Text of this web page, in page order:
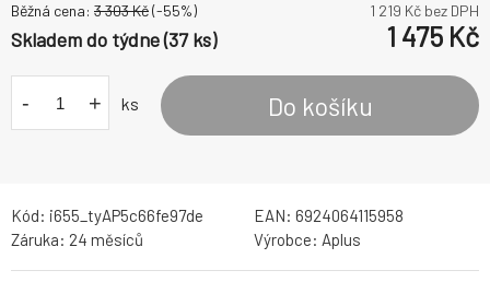
Běžná cena: 3 303Kč(-55%) 1 219 Kč bez DPH
Skladem do týdne (37 ks) 1 475 Kč
- + ks Do košíku
Kód: i655_tyAP5c66fe97de EAN: 6924064115958
Záruka: 24 měsíců Výrobce: Aplus